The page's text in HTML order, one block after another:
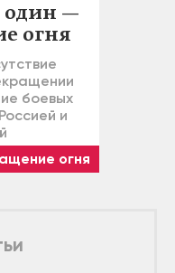
—
огня
боевых
и
огня